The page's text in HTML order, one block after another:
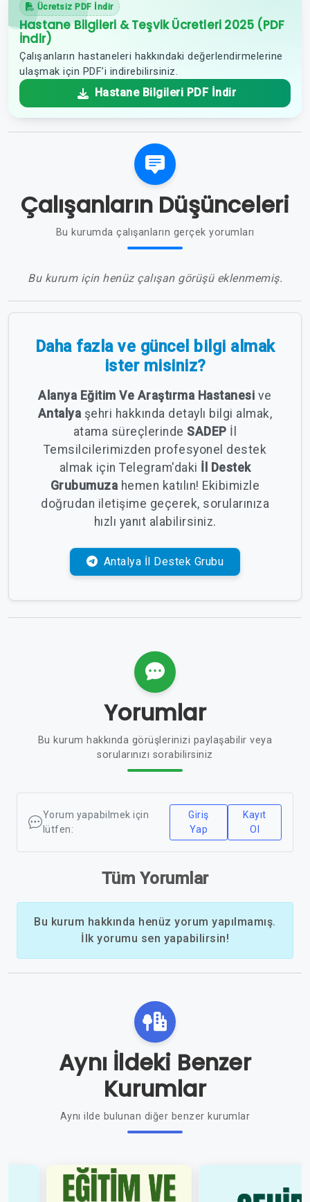
Ücretsiz PDF İndir
Hastane Bilgileri & Teşvik Ücretleri 2025 (PDF
İndir)
Çalışanların hastaneleri hakkındaki değerlendirmelerine
ulaşmak için PDF’i indirebilirsiniz.
Hastane Bilgileri PDF İndir
Çalışanların Düşünceleri
Bu kurumda çalışanların gerçek yorumları
Bu kurum için henüz çalışan görüşü eklenmemiş.
Daha fazla ve güncel bilgi almak
ister misiniz?
Alanya Eğitim Ve Araştırma Hastanesi ve
Antalya şehri hakkında detaylı bilgi almak,
atama süreçlerinde SADEP İl
Temsilcilerimizden profesyonel destek
almak için Telegram'daki İl Destek
Grubumuza hemen katılın! Ekibimizle
doğrudan iletişime geçerek, sorularınıza
hızlı yanıt alabilirsiniz.
Antalya İl Destek Grubu
Yorumlar
Bu kurum hakkında görüşlerinizi paylaşabilir veya
sorularınızı sorabilirsiniz
Yorum yapabilmek için
lütfen:
Giriş
Yap
Kayıt
Ol
Tüm Yorumlar
Bu kurum hakkında henüz yorum yapılmamış.
İlk yorumu sen yapabilirsin!
Aynı İldeki Benzer
Kurumlar
Aynı ilde bulunan diğer benzer kurumlar